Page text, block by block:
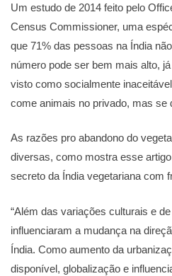
Um estudo de 2014 feito pelo
Census Commissioner, uma
que 71% das pessoas na Índia
número pode ser bem mais alto,
visto como socialmente
come animais no privado, mas se
As razões pro abandono do
diversas, como mostra esse
secreto da Índia vegetariana com
“Além das variações culturais e
influenciaram a mudança na
Índia. Como aumento da
disponível, globalização e